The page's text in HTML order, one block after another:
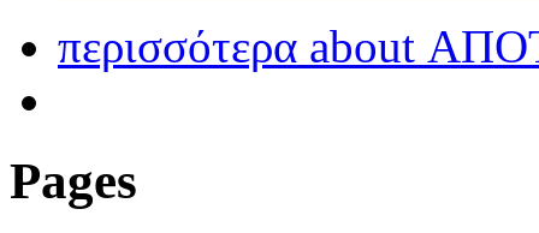
περισσότερα about
Pages